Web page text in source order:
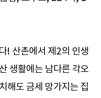
! 산촌에서 제2의 인생
생활에는 남다른 각오
해도 금세 망가지는 집